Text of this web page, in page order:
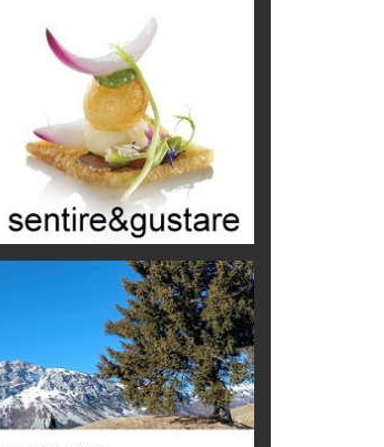
Le dichiarazioni di Maurizio Federico
Chi è, e come difendersi dallo
di Mirta B. Bono
Mio nonno, salvato dai russi
Storie...di storia
Macchine di guerra
Turismo in Miniera
Puglia - Tra storia e recupero
Castione, sotto il segno del
castagno
Eventi